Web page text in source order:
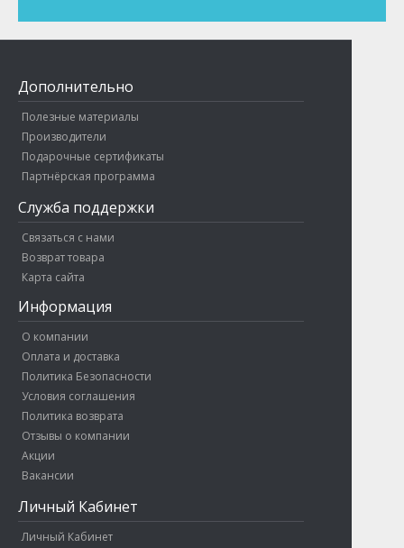
Дополнительно
Полезные материалы
Производители
Подарочные сертификаты
Партнёрская программа
Служба поддержки
Связаться с нами
Возврат товара
Карта сайта
Информация
О компании
Оплата и доставка
Политика Безопасности
Условия соглашения
Политика возврата
Отзывы о компании
Акции
Вакансии
Личный Кабинет
Личный Кабинет